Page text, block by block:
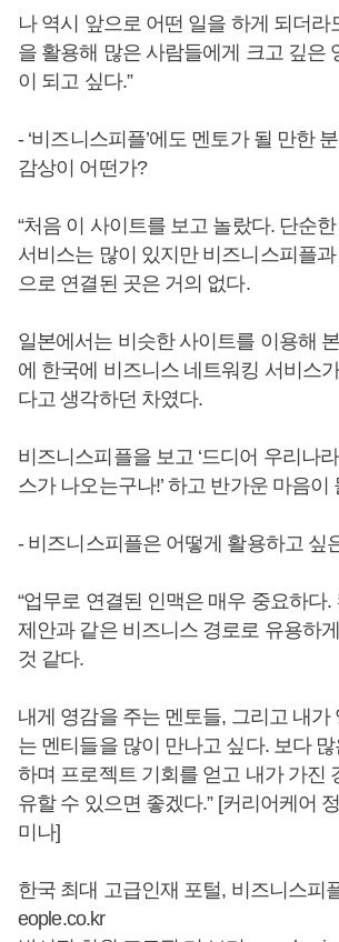
나 역시 앞으로 어떤 일을 하게 되더라
을 활용해 많은 사람들에게 크고 깊은
이 되고 싶다.”
- ‘비즈니스피플’에도 멘토가 될 만한
감상이 어떤가?
“처음 이 사이트를 보고 놀랐다. 단순
서비스는 많이 있지만 비즈니스피플
으로 연결된 곳은 거의 없다.
일본에서는 비슷한 사이트를 이용해
에 한국에 비즈니스 네트워킹 서비스
다고 생각하던 차였다.
비즈니스피플을 보고 ‘드디어 우리나
스가 나오는구나!’ 하고 반가운 마음이
- 비즈니스피플은 어떻게 활용하고 싶
“업무로 연결된 인맥은 매우 중요하다.
제안과 같은 비즈니스 경로로 유용하
것 같다.
내게 영감을 주는 멘토들, 그리고 내가
는 멘티들을 많이 만나고 싶다. 보다
하며 프로젝트 기회를 얻고 내가 가진
유할 수 있으면 좋겠다.” [커리어케어
미나]
한국 최대 고급인재 포털, 비즈니스피
eople.co.kr